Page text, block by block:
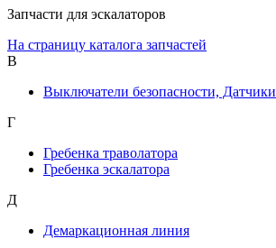
Запчасти для эскалаторов
На страницу каталога запчастей
В
Выключатели безопасности, Датчики
Г
Гребенка траволатора
Гребенка эскалатора
Д
Демаркационная линия